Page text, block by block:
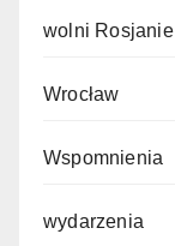
wolni Rosjanie
Wrocław
Wspomnienia
wydarzenia